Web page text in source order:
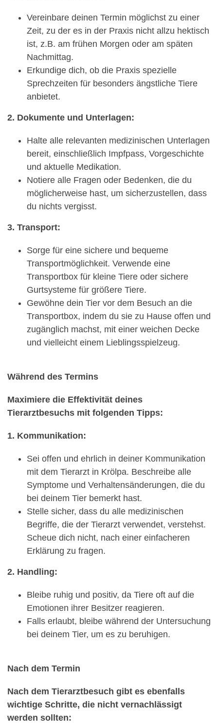
Vereinbare deinen Termin möglichst zu einer
Zeit, zu der es in der Praxis nicht allzu hektisch
ist, z.B. am frühen Morgen oder am späten
Nachmittag.
Erkundige dich, ob die Praxis spezielle
Sprechzeiten für besonders ängstliche Tiere
anbietet.
2. Dokumente und Unterlagen:
Halte alle relevanten medizinischen Unterlagen
bereit, einschließlich Impfpass, Vorgeschichte
und aktuelle Medikation.
Notiere alle Fragen oder Bedenken, die du
möglicherweise hast, um sicherzustellen, dass
du nichts vergisst.
3. Transport:
Sorge für eine sichere und bequeme
Transportmöglichkeit. Verwende eine
Transportbox für kleine Tiere oder sichere
Gurtsysteme für größere Tiere.
Gewöhne dein Tier vor dem Besuch an die
Transportbox, indem du sie zu Hause offen und
zugänglich machst, mit einer weichen Decke
und vielleicht einem Lieblingsspielzeug.
Während des Termins
Maximiere die Effektivität deines
Tierarztbesuchs mit folgenden Tipps:
1. Kommunikation:
Sei offen und ehrlich in deiner Kommunikation
mit dem Tierarzt in Krölpa. Beschreibe alle
Symptome und Verhaltensänderungen, die du
bei deinem Tier bemerkt hast.
Stelle sicher, dass du alle medizinischen
Begriffe, die der Tierarzt verwendet, verstehst.
Scheue dich nicht, nach einer einfacheren
Erklärung zu fragen.
2. Handling:
Bleibe ruhig und positiv, da Tiere oft auf die
Emotionen ihrer Besitzer reagieren.
Falls erlaubt, bleibe während der Untersuchung
bei deinem Tier, um es zu beruhigen.
Nach dem Termin
Nach dem Tierarztbesuch gibt es ebenfalls
wichtige Schritte, die nicht vernachlässigt
werden sollten: